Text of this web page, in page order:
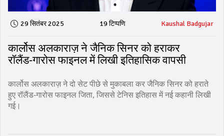
29 सितंबर 2025 19 टिप्पणि Kaushal Badgujar
कार्लोस अलकाराज़ ने जैनिक सिनर को हराकर
रॉलैंड‑गारोस फाइनल में लिखी इतिहासिक वापसी
कार्लोस अलकाराज़ ने दो सेट पीछे से मुकाबला कर जैनिक सिनर को हराते
हुए रॉलैंड‑गारोस फाइनल जिता, जिससे टेनिस इतिहास में नई कहानी लिखी
गई।